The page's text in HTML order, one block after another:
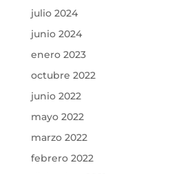
julio 2024
junio 2024
enero 2023
octubre 2022
junio 2022
mayo 2022
marzo 2022
febrero 2022